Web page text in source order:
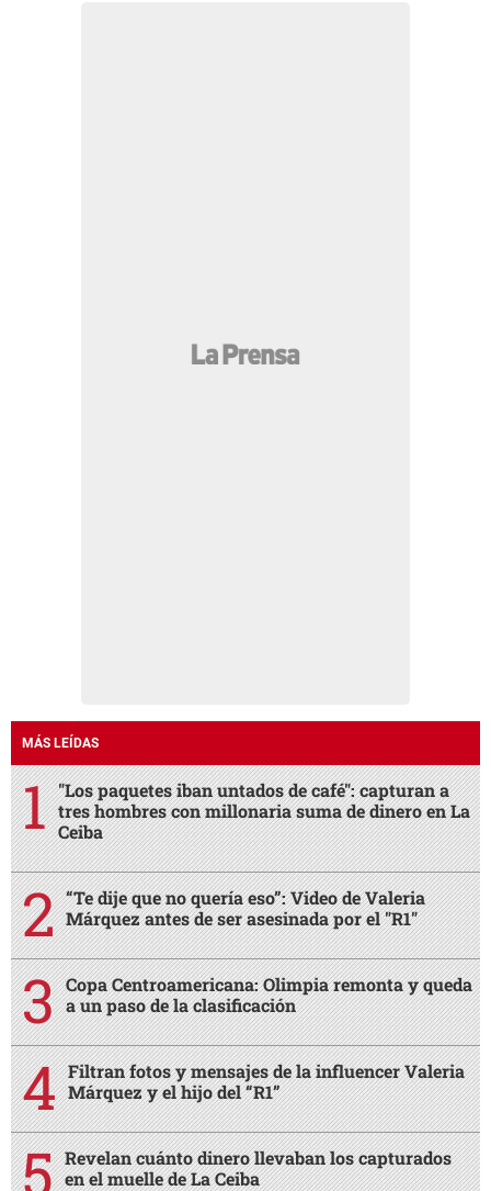
MÁS LEÍDAS
"Los paquetes iban untados de café": capturan a
tres hombres con millonaria suma de dinero en La
Ceiba
“Te dije que no quería eso”: Video de Valeria
Márquez antes de ser asesinada por el "R1"
Copa Centroamericana: Olimpia remonta y queda
a un paso de la clasificación
Filtran fotos y mensajes de la influencer Valeria
Márquez y el hijo del “R1”
Revelan cuánto dinero llevaban los capturados
en el muelle de La Ceiba